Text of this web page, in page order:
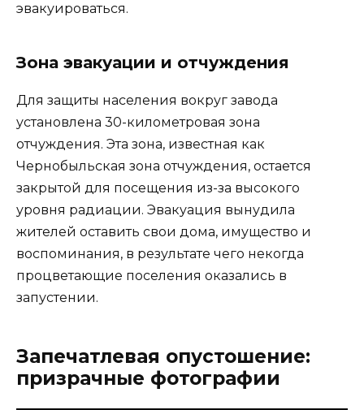
эвакуироваться.
Зона эвакуации и отчуждения
Для защиты населения вокруг завода
установлена ​​30-километровая зона
отчуждения. Эта зона, известная как
Чернобыльская зона отчуждения, остается
закрытой для посещения из-за высокого
уровня радиации. Эвакуация вынудила
жителей оставить свои дома, имущество и
воспоминания, в результате чего некогда
процветающие поселения оказались в
запустении.
Запечатлевая опустошение:
призрачные фотографии